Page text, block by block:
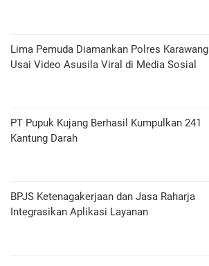
Lima Pemuda Diamankan Polres Karawang
Usai Video Asusila Viral di Media Sosial
PT Pupuk Kujang Berhasil Kumpulkan 241
Kantung Darah
BPJS Ketenagakerjaan dan Jasa Raharja
Integrasikan Aplikasi Layanan